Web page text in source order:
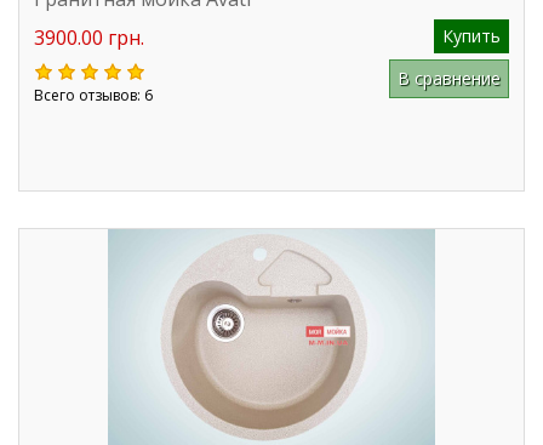
3900.00 грн.
Купить
Всего отзывов: 6
В сравнение